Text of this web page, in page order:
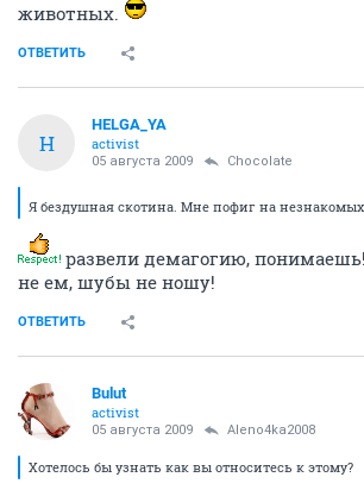
тому, что бреется участок кожи..на него
животные сожержаться не видеальных
дело..кроме как поесть, убрать и отследить
для меня это из ряда..выведение тигров в
них охоты....с однйо стороны плохо..с другой...
жизни в природе...
я скорее против..чем поддерживаю.
Ситуация, безусловно, двоякая. И так
жалко. Я об этом не очень
есть более серьезные проблемы. А
отношусь равнодушно. Наверное, это
так.
ОТВЕТИТЬ